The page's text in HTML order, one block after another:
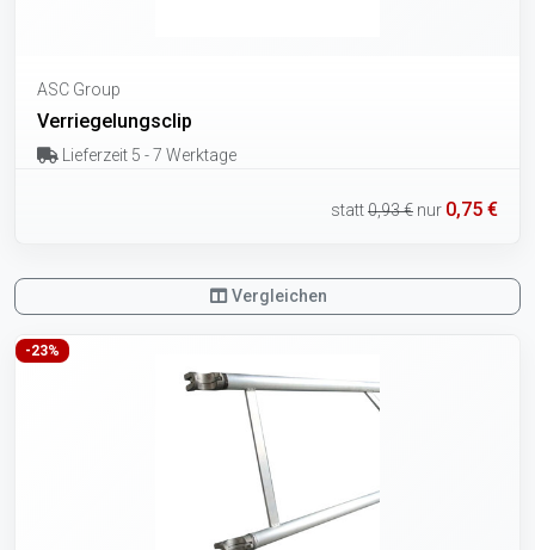
ASC Group
Verriegelungsclip
Lieferzeit 5 - 7 Werktage
statt0,93 € nur 0,75 €
Vergleichen
-23%